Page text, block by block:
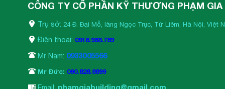
CÔNG TY CỔ PHẦN KỸ THƯƠNG PHẠM GIA
Trụ sở: 24 Đ. Đại Mỗ, làng Ngọc Trục, Từ Liêm, Hà Nội, Việt
Điện thoại: 0918.988.789
Mr Nam: 0933005566
Mr Đức: 090.828.8899
Email: phamgiabuilding@gmail.com